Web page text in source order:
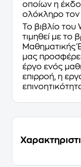
οποίων η
ολόκληρο τον
Το βιβλίο του
τιμηθεί με το
Μαθηματικής
μας
έργο ενός
επιρροή, η